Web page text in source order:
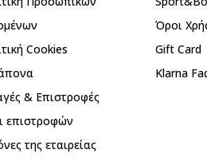
Cookies
& Επιστροφές
επιστροφών
της εταιρείας
Όροι
Gift Card
Klarna